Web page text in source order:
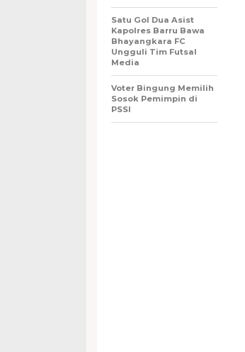
Satu Gol Dua Asist
Kapolres Barru Bawa
Bhayangkara FC
Ungguli Tim Futsal
Media
Voter Bingung Memilih
Sosok Pemimpin di
PSSI